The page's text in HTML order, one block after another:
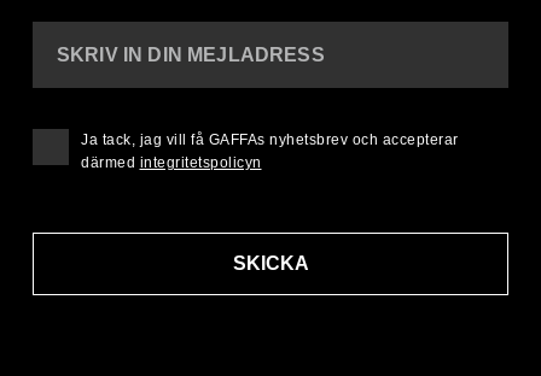
SKRIV IN DIN MEJLADRESS
SKICKA
Ja tack, jag vill få GAFFAs nyhetsbrev och accepterar
därmed integritetspolicyn